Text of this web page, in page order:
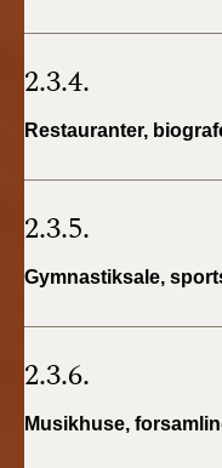
2.3.4.
Restauranter,
2.3.5.
Gymnastiksale,
2.3.6.
Musikhuse,